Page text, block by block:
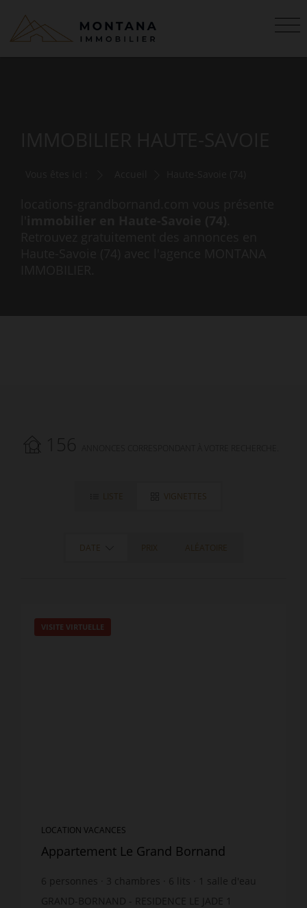
156
LISTE VIGNETTES
DATE PRIX ALÉATOIRE
VISITE VIRTUELLE
LOCATION VACANCES
Appartement Le Grand Bornand
6 personnes 3 chambres 6 lits
salle d'eau
1 salle de bain
GRAND-BORNAND - RESIDENCE LE JADE 1